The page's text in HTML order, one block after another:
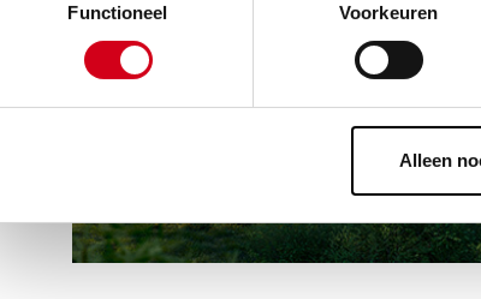
Functioneel
Voorkeuren
Alleen